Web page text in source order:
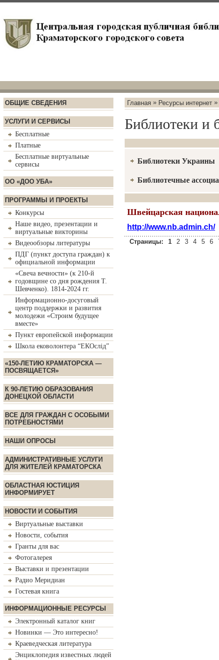
ОБЩИЕ СВЕДЕНИЯ
УСЛУГИ И СЕРВИСЫ
Бесплатные
Платные
Бесплатные виртуальные
сервисы
ОО «ДОО УБА»
ПРОГРАММЫ И ПРОЕКТЫ
Конкурсы
Наше видео, презентации и
виртуальные викторины
Видеообзоры литературы
ПДГ (пункт доступа граждан) к
официальной информации
«Свеча вечности» (к 210-й
годовщине со дня рождения Т.
Шевченко). 1814-2024 гг.
Информационно-досуговый
центр поддержки и развития
молодежи «Строим будущее
вместе»
Пункт европейской информации
Школа ековолонтера “ЕКОслід”
«150-ЛЕТИЮ КРАМАТОРСКА —
ПОСВЯЩАЕТСЯ»
К 90-ЛЕТИЮ ОБРАЗОВАНИЯ
ДОНЕЦКОЙ ОБЛАСТИ
ВСЕ ДЛЯ ГРАЖДАН С ОСОБЫМИ
ПОТРЕБНОСТЯМИ
НАШИ ОПРОСЫ
АДМИНИСТРАТИВНЫЕ УСЛУГИ
ДЛЯ ЖИТЕЛЕЙ КРАМАТОРСКА
ОБЛАСТНАЯ ЮСТИЦИЯ
ИНФОРМИРУЕТ
НОВОСТИ И СОБЫТИЯ
Виртуальные выставки
Новости, события
Гранты для вас
Фотогалерея
Выставки и презентации
Радио Меридиан
Гостевая книга
ИНФОРМАЦИОННЫЕ РЕСУРСЫ
Электронный каталог книг
Новинки — Это интересно!
Краеведческая литература
Энциклопедия известных людей
Главная » Ресурсы интернет »
Библиотеки и
Библиотеки Украины
Библиотечные
Швейцарская
http://www.nb.admin.ch/
Страницы: 1 2 3 4 5 6